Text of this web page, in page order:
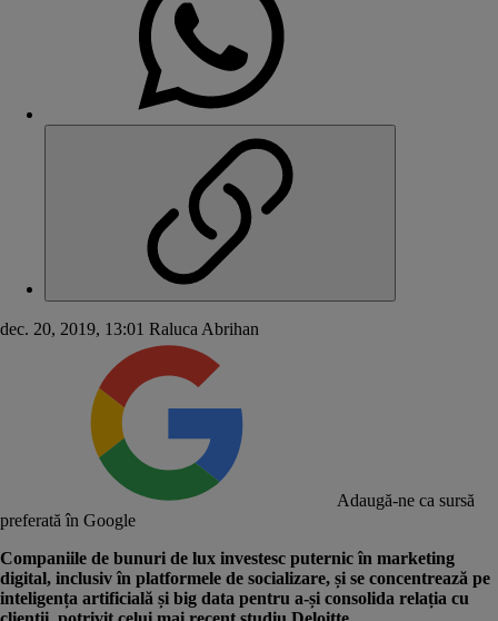
dec. 20, 2019, 13:01 Raluca Abrihan
Adaugă-ne ca sursă
preferată în Google
Companiile de bunuri de lux investesc puternic în marketing
digital, inclusiv în platformele de socializare, și se concentrează pe
inteligența artificială și big data pentru a-și consolida relația cu